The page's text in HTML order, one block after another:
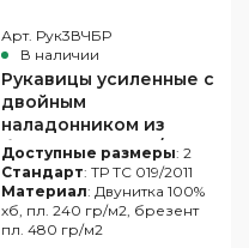
Арт. Рук3ВЧБР
В наличии
Рукавицы усиленные с
двойным
наладонником из
брезента 480 гр/м2
Доступные размеры: 2
Стандарт: ТР ТС 019/2011
Материал: Двунитка 100%
хб, пл. 240 гр/м2, брезент
пл. 480 гр/м2